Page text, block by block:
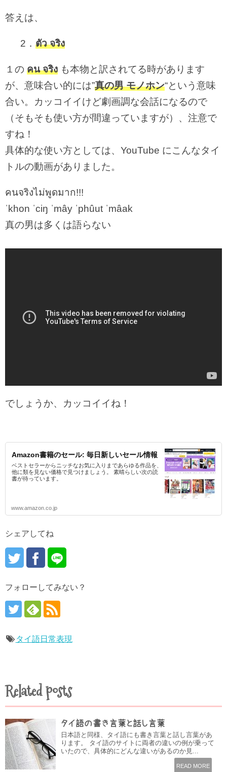
答えは、
2． ตัว จริง
１の คน จริง も本物と訳されてる時があります
が、意味合い的には”真の男 モノホン“という意味
合い。カッコイイけど劇画調な会話になるので
（そもそも使い方が間違っていますが）、注意で
すね！
具体的な使い方としては、YouTube にこんなタイ
トルの動画がありました。
คนจริงไม่พูดมาก!!!
ˈkhon ˈciŋ ˈmây ˈphûut ˈmâak
真の男は多くは語らない
でしょうか、カッコイイね！
Amazon書籍のセール: 毎日新しいセール情報
ベストセラーからニッチなお気に入りまであらゆる作品を、
他に類を見ない価格で見つけましょう。 素晴らしい次の読
書が待っています。
www.amazon.co.jp
シェアしてね
フォローしてみない？
タイ語日常表現
Related posts
タイ語の書き言葉と話し言葉
日本語と同様、タイ語にも書き言葉と話し言葉があ
ります。 タイ語のサイトに両者の違いの例が乗って
いたので、具体的にどんな違いがあるのか見...
READ MORE